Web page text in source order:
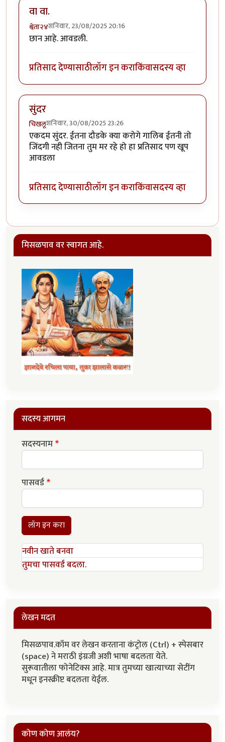
वा वा.
श्वेता२४शनिवार, 23/08/2025 20:16
छान आहे. आवडली.
प्रतिसाद देण्यासाठीलॉग इन कराकिंवासदस्य व्हा
सुंदर
चिखलूशनिवार, 30/08/2025 23:26
एकदम सुंदर. ईतना दौडके क्या करोगे गालिब ईतनी तो
जिंदगी नही जितना तुम मर रहे हो हा प्रतिसाद पण खूप
आवडला
प्रतिसाद देण्यासाठीलॉग इन कराकिंवासदस्य व्हा
मिसळपाव वर स्वागत आहे.
सदस्य आगमन
सदस्यनाम
पासवर्ड
लॉग इन करा
नवीन खाते बनवा
तुमचा पासवर्ड बदला.
लेखन मदत
मिसळपाव.कॉम वर लेखन करताना कंट्रोल (Ctrl) + स्पेसबार
(space) ने मराठी इंग्रजी अशी भाषा बदलता येते.
सुरूवातीला फोनेटिक्स आहे. मात्र तुमच्या खात्याच्या सेटींग
मधून इनस्क्रीप्ट बदलता येईल.
कोण कोण आलंय?